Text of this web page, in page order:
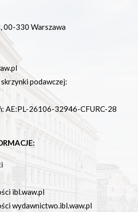
00-330 Warszawa
podawczej:
AE:PL-26106-32946-CFURC-28
ibl.waw.pl
wydawnictwo.ibl.waw.pl